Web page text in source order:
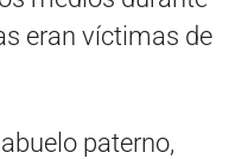
eran víctimas de
paterno,